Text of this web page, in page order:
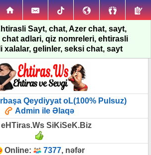
Sayt, chat, Azer chat, sayt,
chat adlari, qiz nomreleri, ehtirasli
xalalar, gelinler, seksi chat, sayt
Qeydiyyat oL(100% Pulsuz)
Admin ile Əlaqə
eHTiras.Ws SiKiSeK.Biz
Online: 7377, nəfər